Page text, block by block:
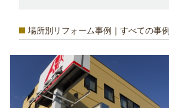
場所別リフォーム事例｜すべての事例